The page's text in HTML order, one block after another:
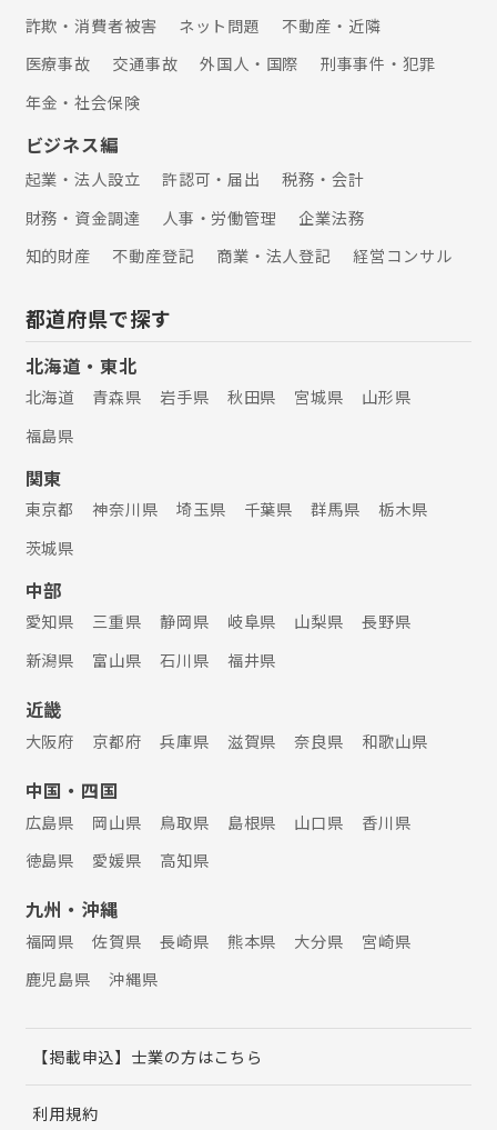
詐欺・消費者被害
ネット問題
不動産・近隣
医療事故
交通事故 外国人・国際
刑事事件・犯罪
年金・社会保険
ビジネス編
起業・法人設立 許認可・届出
税務・会計
財務・資金調達
人事・労働管理
企業法務
知的財産
不動産登記 商業・法人登記 経営コンサル
都道府県で探す
北海道・東北
北海道 青森県 岩手県 秋田県 宮城県
山形県
福島県
関東
東京都 神奈川県 埼玉県 千葉県 群馬県
栃木県
茨城県
中部
愛知県 三重県 静岡県 岐阜県 山梨県
長野県
新潟県
富山県 石川県 福井県
近畿
大阪府 京都府 兵庫県 滋賀県 奈良県 和歌山県
中国・四国
広島県 岡山県 鳥取県 島根県 山口県
香川県
徳島県
愛媛県 高知県
九州・沖縄
福岡県 佐賀県 長崎県 熊本県 大分県
宮崎県
鹿児島県
沖縄県
【掲載申込】士業の方はこちら
利用規約